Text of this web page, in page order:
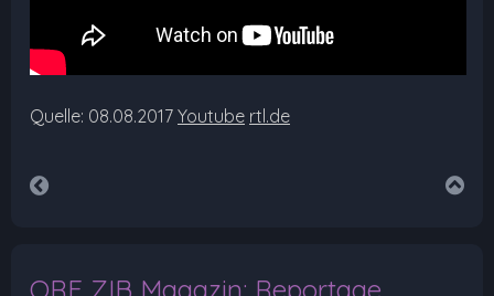
Quelle: 08.08.2017 Youtube rtl.de
ORF ZIB Magazin: Reportage